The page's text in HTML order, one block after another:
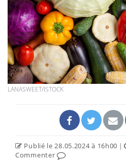
LANASWEET/ISTOCK
Publié le 28.05.2024 à 16h00 |
Commenter